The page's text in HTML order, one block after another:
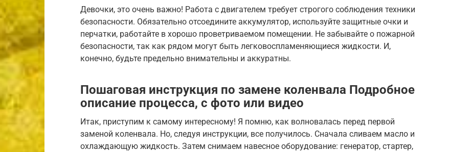
Девочки, это очень важно! Работа с двигателем требует строгого соблюдения техники
безопасности. Обязательно отсоедините аккумулятор, используйте защитные очки и
перчатки, работайте в хорошо проветриваемом помещении. Не забывайте о пожарной
безопасности, так как рядом могут быть легковоспламеняющиеся жидкости. И,
конечно, будьте предельно внимательны и аккуратны.
Пошаговая инструкция по замене коленвала Подробное
описание процесса, с фото или видео
Итак, приступим к самому интересному! Я помню, как волновалась перед первой
заменой коленвала. Но, следуя инструкции, все получилось. Сначала сливаем масло и
охлаждающую жидкость. Затем снимаем навесное оборудование: генератор, стартер,